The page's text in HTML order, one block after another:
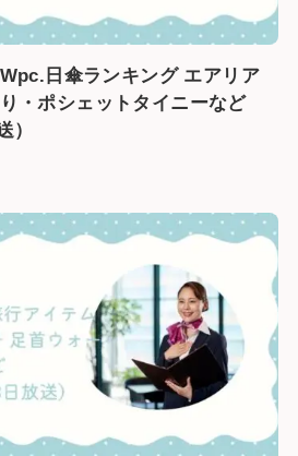
日傘ランキング エアリア
・ポシェットタイニーなど
）